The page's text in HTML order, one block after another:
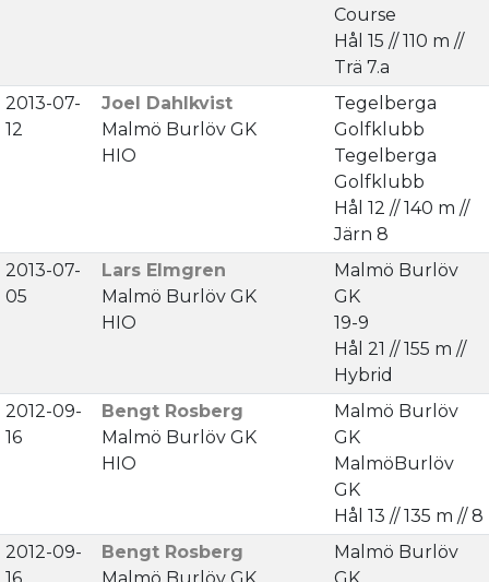
Course
Hål 15 // 110 m //
Trä 7.a
2013-07-
12
Joel Dahlkvist
Malmö Burlöv GK
HIO
Tegelberga
Golfklubb
Tegelberga
Golfklubb
Hål 12 // 140 m //
Järn 8
2013-07-
05
Lars Elmgren
Malmö Burlöv GK
HIO
Malmö Burlöv
GK
19-9
Hål 21 // 155 m //
Hybrid
2012-09-
16
Bengt Rosberg
Malmö Burlöv GK
HIO
Malmö Burlöv
GK
MalmöBurlöv
GK
Hål 13 // 135 m // 8
2012-09-
Bengt Rosberg
Malmö Burlöv